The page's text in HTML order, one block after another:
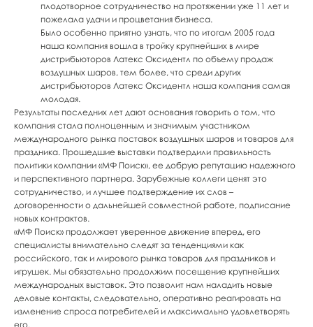
плодотворное сотрудничество на протяжении уже 11 лет и
пожелала удачи и процветания бизнеса.
Было особенно приятно узнать, что по итогам 2005 года
наша компания вошла в тройку крупнейших в мире
дистрибьюторов Латекс Оксидентл по объему продаж
воздушных шаров, тем более, что среди других
дистрибьюторов Латекс Оксидентл наша компания самая
молодая.
Результаты последних лет дают основания говорить о том, что
компания стала полноценным и значимым участником
международного рынка поставок воздушных шаров и товаров для
праздника. Прошедшие выставки подтвердили правильность
политики компании «МФ Поиск», ее добрую репутацию надежного
и перспективного партнера. Зарубежные коллеги ценят это
сотрудничество, и лучшее подтверждение их слов –
договоренности о дальнейшей совместной работе, подписание
новых контрактов.
«МФ Поиск» продолжает уверенное движение вперед, его
специалисты внимательно следят за тенденциями как
российского, так и мирового рынка товаров для праздников и
игрушек. Мы обязательно продолжим посещение крупнейших
международных выставок. Это позволит нам наладить новые
деловые контакты, следовательно, оперативно реагировать на
изменение спроса потребителей и максимально удовлетворять
его.